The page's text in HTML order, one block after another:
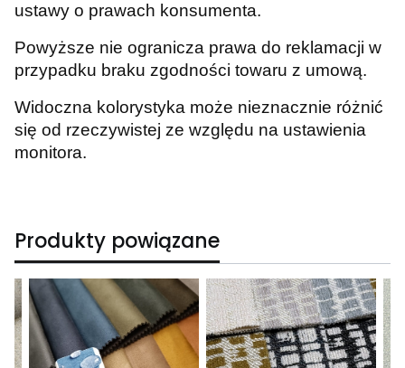
ustawy o prawach konsumenta.
Powyższe nie ogranicza prawa do reklamacji w
przypadku braku zgodności towaru z umową.
Widoczna kolorystyka może nieznacznie różnić
się od rzeczywistej ze względu na ustawienia
monitora.
Produkty powiązane